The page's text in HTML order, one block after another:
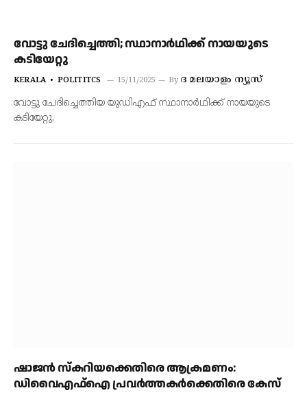
വോട്ടു ചേദിച്ചെത്തി; സ്ഥാനാര്‍ഥിക്ക് നായയുടെ
കടിയേറ്റു
KERALA POLITITCS 15/11/2025 By ദ മലയാളം ന്യൂസ്
വോട്ടു ചേദിച്ചെത്തിയ യുഡിഎഫ് സ്ഥാനാര്‍ഥിക്ക് നായയുടെ
കടിയേറ്റു.
ഷാജൻ സ്കറിയക്കെതിരെ ആക്രമണം:
ഡിവൈഎഫ്ഐ പ്രവർത്തകർക്കെതിരെ കേസ്